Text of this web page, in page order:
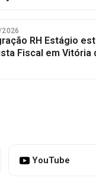
RH Estágio
Fiscal em Vitória
YouTube